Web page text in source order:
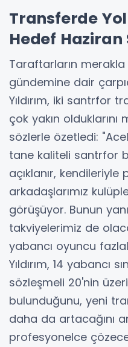
Transferde
Hedef Haziran
Taraftarların
gündemine dair
Yıldırım, iki santrfor
çok yakın olduklarını
sözlerle özetledi:
tane kaliteli santrfor
açıklanır, kendileriyle
arkadaşlarımız
görüşüyor. Bunun
takviyelerimiz de
yabancı oyuncu
Yıldırım, 14 yabancı
sözleşmeli 20'nin
bulunduğunu, yeni
daha da artacağını
profesyonelce